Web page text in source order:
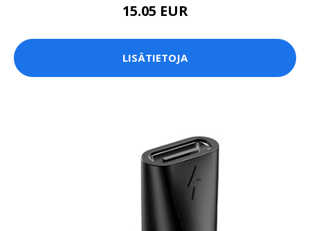
15.05 EUR
LISÄTIETOJA